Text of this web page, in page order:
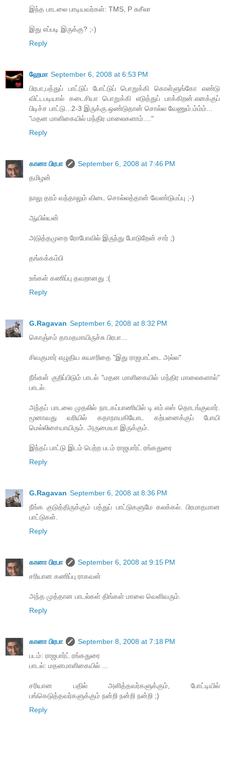
இந்த பாடலை பாடியவர்கள்: TMS, P சுசீலா
இது எப்படி இருக்கு? ;-)
Reply
ஹேமா September 6, 2008 at 6:53 PM
பிரபா,பத்துப் பாட்டுப் போட்டுப் பொறுக்கி கொள்ளுங்கோ எண்டு
விட்டபடியால் கடைசியா பொறுக்கி எடுத்துப் பாக்கிறன்.எனக்குப்
பிடிச்ச பாட்டு...2-3 இருக்கு.ஒண்டுதான் சொல்ல வேணும்.ம்ம்ம்...
"மதன மாளிகையில் மந்திர மாலைகளாம்...."
Reply
கானா பிரபா
September 6, 2008 at 7:46 PM
தமிழன்
நாலு தரம் வந்தாலும் விடை சொல்லத்தான் வேண்டுமப்பு ;-)
ஆயில்யன்
அடுத்தமுறை ரோபோவில் இருந்து போடுறேன் சார் ;)
தங்கக்கம்பி
உங்கள் கணிப்பு தவறானது :(
Reply
G.Ragavan September 6, 2008 at 8:32 PM
கொஞ்சம் தாமதமாயிருச்சு பிரபா...
சிவகுமார் எழுதிய சுயசரிதை "இது ராஜபாட்டை அல்ல"
நீங்கள் குறிப்பிடும் பாடல் "மதன மாளிகையில் மந்திர மாலைகளால்"
பாடல்.
அந்தப் பாடலை முதலில் நாடகப்பாணியில் டி.எம்.எஸ் தொடங்குவார்.
மூனாவது வரியில் கதாநாயகியோட கற்பனைக்குப் போயி
மெல்லிசையாயிரும். அருமையா இருக்கும்.
இந்தப் பாட்டு இடம் பெற்ற படம் ராஜபார்ட் ரங்கதுரை
Reply
G.Ragavan September 6, 2008 at 8:36 PM
நீங்க குடுத்திருக்கும் பத்துப் பாட்டுகளுமே கலக்கல். பிரமாதமான
பாட்டுகள்.
Reply
கானா பிரபா
September 6, 2008 at 9:15 PM
சரியான கணிப்பு ராகவன்
அந்த முத்தான பாடல்கள் திங்கள் மாலை வெளிவரும்.
Reply
கானா பிரபா
September 8, 2008 at 7:18 PM
படம்: ராஜபார்ட் ரங்கதுரை
பாடல்: மதனமாளிகையில் ...
சரியான பதில் அளித்தவர்களுக்கும், போட்டியில்
பங்கெடுத்தவர்களுக்கும் நன்றி நன்றி நன்றி ;)
Reply